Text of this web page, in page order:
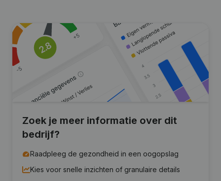
Zoek je meer informatie over dit
bedrijf?
Raadpleeg de gezondheid in een oogopslag
Kies voor snelle inzichten of granulaire details